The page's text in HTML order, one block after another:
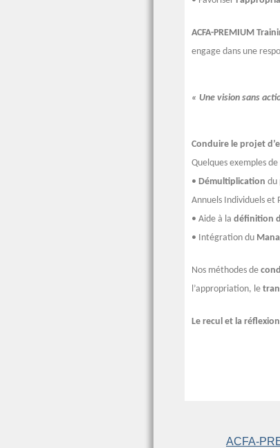
ACFA-PREMIUM
engage dans une
« Une vision sans
Conduire le projet
Quelques exemples
• Démultiplication du
Annuels Individuels et
• Aide à la définition
• Intégration du
Nos méthodes de
l’appropriation, le
Le recul et la
ACFA-